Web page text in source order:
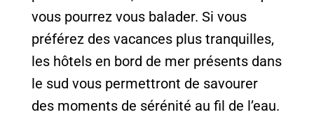
vous pourrez vous balader. Si vous
préférez des vacances plus tranquilles,
les hôtels en bord de mer présents dans
le sud vous permettront de savourer
des moments de sérénité au fil de l’eau.